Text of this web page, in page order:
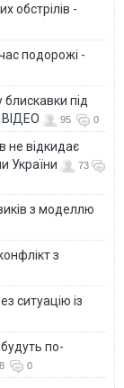
обстрілів -
подорожі -
блискавки під
95 0
не відкидає
України
73
з моделлю
з
ситуацію із
по-
0